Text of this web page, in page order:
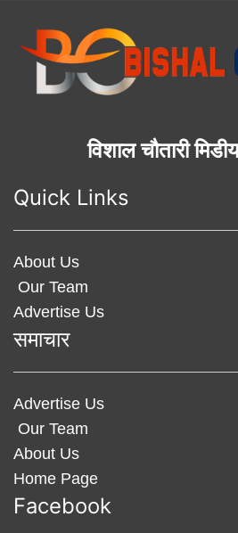
विशाल चौतारी
Quick Links
About Us
Our Team
Advertise Us
समाचार
Advertise Us
Our Team
About Us
Home Page
Facebook